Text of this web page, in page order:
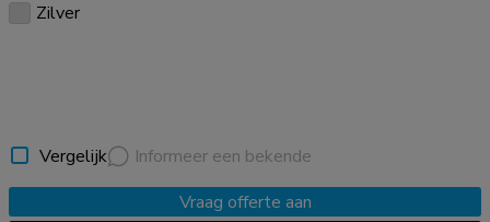
Zilver
Vergelijk
Informeer een bekende
Vraag offerte aan